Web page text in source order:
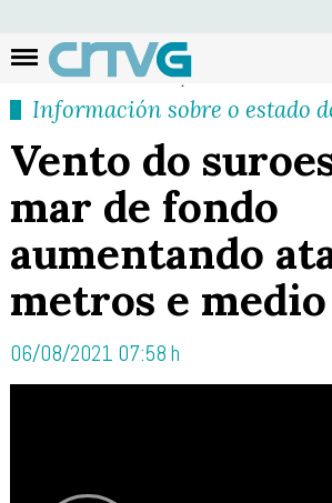
Información sobre o estado
Vento do
mar de fondo
aumentando
metros e medio
06/08/2021 07:58 h